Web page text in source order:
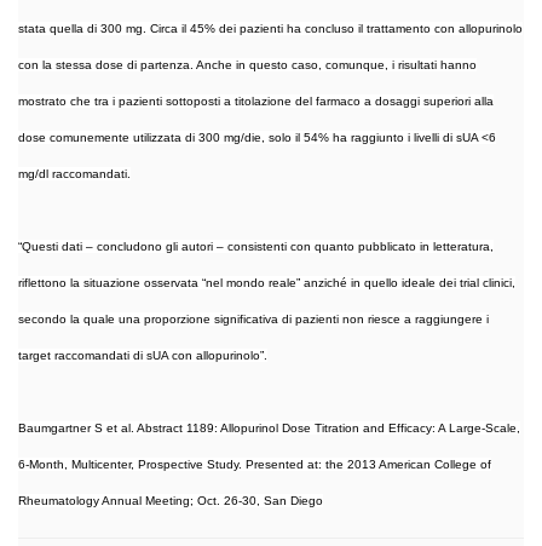
stata quella di 300 mg. Circa il 45% dei pazienti ha concluso il trattamento con allopurinolo
con la stessa dose di partenza. Anche in questo caso, comunque, i risultati hanno
mostrato che tra i pazienti sottoposti a titolazione del farmaco a dosaggi superiori alla
dose comunemente utilizzata di 300 mg/die, solo il 54% ha raggiunto i livelli di sUA <6
mg/dl raccomandati.
“Questi dati – concludono gli autori – consistenti con quanto pubblicato in letteratura,
riflettono la situazione osservata “nel mondo reale” anziché in quello ideale dei trial clinici,
secondo la quale una proporzione significativa di pazienti non riesce a raggiungere i
target raccomandati di sUA con allopurinolo”.
Baumgartner S et al. Abstract 1189: Allopurinol Dose Titration and Efficacy: A Large-Scale,
6-Month, Multicenter, Prospective Study. Presented at: the 2013 American College of
Rheumatology Annual Meeting; Oct. 26-30, San Diego